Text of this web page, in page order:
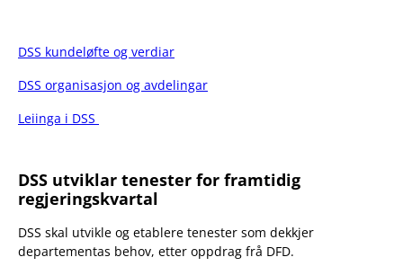
DSS kundeløfte og verdiar
DSS organisasjon og avdelingar
Leiinga i DSS
DSS utviklar tenester for framtidig
regjeringskvartal
DSS skal utvikle og etablere tenester som dekkjer
departementas behov, etter oppdrag frå DFD.